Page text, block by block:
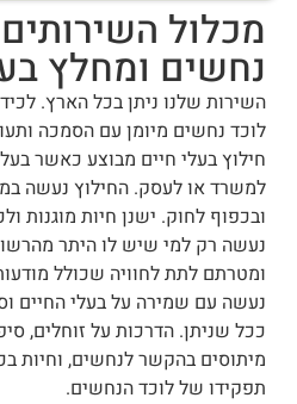
מכלול
נחשים ומחלץ
השירות שלנו ניתן בכל הארץ.
לוכד נחשים מיומן עם הסמכה
חילוץ בעלי חיים מבוצע כאשר
למשרד או לעסק. החילוץ נעשה
ובכפוף לחוק. ישנן חיות מוגנות
נעשה רק למי שיש לו היתר
ומטרתם לתת לחוויה שכולל
נעשה עם שמירה על בעלי החיים
ככל שניתן. הדרכות על זוחלים,
מיתוסים בהקשר לנחשים, וחיות
תפקידו של לוכד הנחשים.